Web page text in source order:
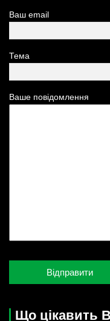
Ваш email
Тема
Ваше повідомлення
Що цікавить